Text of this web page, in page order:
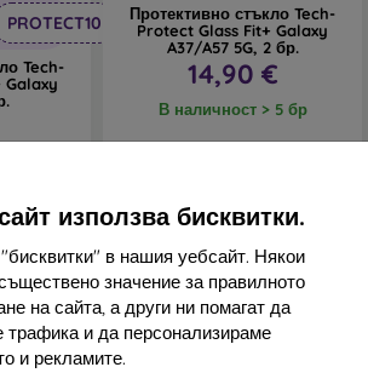
използва бисквитки.
в нашия уебсайт. Някои
значение за правилното
на сайта, а други ни помагат да
трафика и да персонализираме
и рекламите.
PROTECT10
Tech-
Galaxy
Протективно стъкло Tech-
Protect Glass Fit+ Galaxy
A37/A57 5G, 2 бр.
14,90 €
В наличност > 5 бр